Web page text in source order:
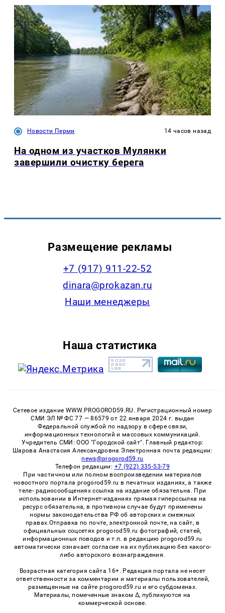
Новости Перми 14 часов назад
На одном из участков Мулянки
завершили очистку берега
Размещение рекламы
+7 (917) 911-22-52
dinara@prokazan.ru
Наши менеджеры
Наша статистика
Сетевое издание WWW.PROGOROD59.RU. Регистрационный номер
СМИ ЭЛ № ФС 77 — 86579 от 22 января 2024 г. выдан
Федеральной службой по надзору в сфере связи,
информационных технологий и массовых коммуникаций.
Учредитель СМИ: ООО "Городской сайт". Главный редактор:
Шарова Анастасия Александровна Электронная почта редакции:
news@progorod59.ru
Телефон редакции: +7 (922) 335-53-79
При частичном или полном воспроизведении материалов
новостного портала progorod59.ru в печатных изданиях, а также
теле- радиосообщениях ссылка на издание обязательна. При
использовании в Интернет-изданиях прямая гиперссылка на
ресурс обязательна, в противном случае будут применены
нормы законодательства РФ об авторских и смежных
правах.Отправка по почте, электронной почте, на сайт, в
официальных соцсетях progorod59.ru фотографий, статей,
информационных поводов и т.п. в редакцию progorod59.ru
автоматически означает согласие на их публикацию без какого-
либо авторского вознаграждения.
Возрастная категория сайта 16+. Редакция портала не несет
ответственности за комментарии и материалы пользователей,
размещенные на сайте progorod59.ru и его субдоменах.
Материалы, помеченные знаком Δ, публикуются на
коммерческой основе.